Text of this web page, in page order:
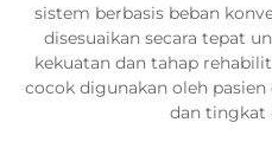
sistem berbasis beban
disesuaikan secara tepat
kekuatan dan tahap
cocok digunakan oleh
dan tingkat